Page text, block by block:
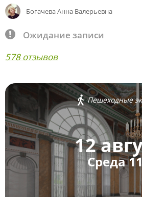
Богачева Анна Валерьевна
Ожидание записи
578 отзывов
Пешеходные
12
Среда